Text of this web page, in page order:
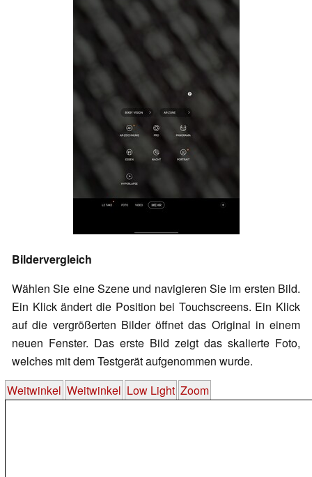
Bildervergleich
Wählen Sie eine Szene und navigieren Sie im ersten Bild.
Ein Klick ändert die Position bei Touchscreens. Ein Klick
auf die vergrößerten Bilder öffnet das Original in einem
neuen Fenster. Das erste Bild zeigt das skalierte Foto,
welches mit dem Testgerät aufgenommen wurde.
Weitwinkel Weitwinkel Low Light Zoom